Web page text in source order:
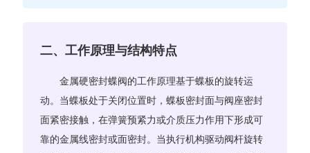
二、工作原理与结构特点
金属硬密封蝶阀的工作原理基于蝶板的旋转运
动。当蝶板处于关闭位置时，蝶板密封面与阀座密封
面紧密接触，在弹簧预紧力或介质压力作用下形成可
靠的金属线密封或面密封。当执行机构驱动阀杆旋转